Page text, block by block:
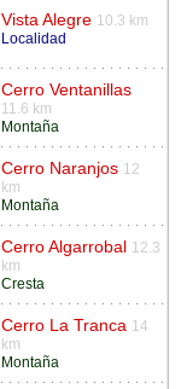
Vista Alegre 10.3 km
Localidad
Cerro Ventanillas
11.6 km
Montaña
Cerro Naranjos 12
km
Montaña
Cerro Algarrobal
12.3
km
Cresta
Cerro La Tranca 14
km
Montaña